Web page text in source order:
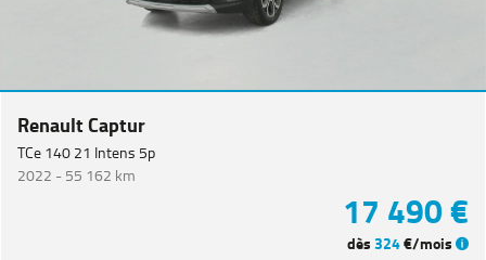
Renault Captur
TCe 140 21 Intens 5p
2022 -55 162 km
17 490 €
dès324€/mois